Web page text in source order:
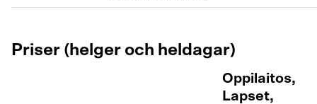
Priser (helger och heldagar)
Oppilaitos,
Lapset,